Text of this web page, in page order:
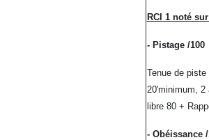
RCI 1 noté
- Pistage /100
Tenue de
20'minimum, 2
libre 80 +
- Obéissance /